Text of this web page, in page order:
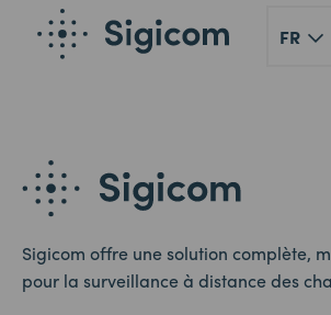
FR
Sigicom offre une solution complète,
pour la surveillance à distance des